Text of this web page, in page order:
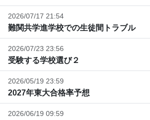
2026/07/17 21:54
難関共学進学校での生徒間トラブル
2026/07/23 23:56
受験する学校選び２
2026/05/19 23:59
2027年東大合格率予想
2026/06/19 09:59